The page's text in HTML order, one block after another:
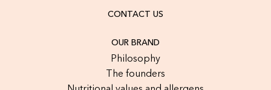
CONTACT US
OUR BRAND
Philosophy
The founders